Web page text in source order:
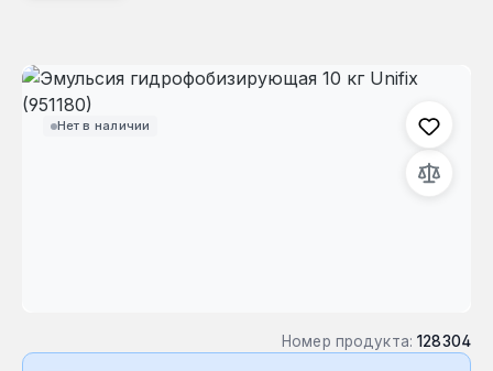
Нет в наличии
Пропустить галерею изображений
Номер продукта: 128304